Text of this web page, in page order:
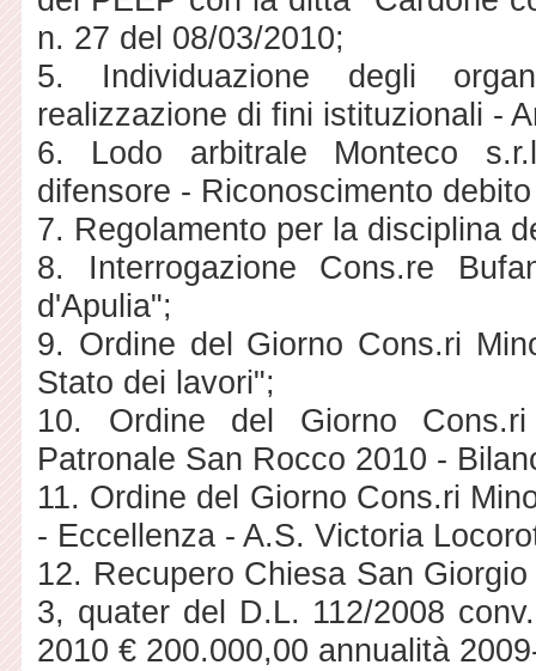
n. 27 del 08/03/2010;
5. Individuazione degli
realizzazione di fini istituzionali -
6. Lodo arbitrale Monteco
difensore - Riconoscimento
7. Regolamento per la disciplina
8. Interrogazione Cons.re
d'Apulia";
9. Ordine del Giorno Cons.ri
Stato dei lavori";
10. Ordine del Giorno
Patronale San Rocco 2010 -
11. Ordine del Giorno Cons.ri
- Eccellenza - A.S. Victoria
12. Recupero Chiesa San
3, quater del D.L. 112/2008
2010 € 200.000,00 annualità